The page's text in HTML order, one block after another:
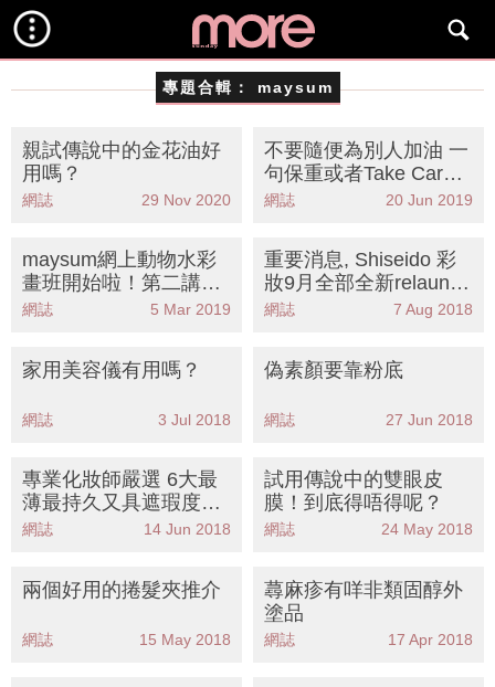
專題合輯： maysum
親試傳說中的金花油好
用嗎？
網誌 29 Nov 2020
不要隨便為別人加油 一
句保重或者Take Care
更有意義
網誌 20 Jun 2019
maysum網上動物水彩
畫班開始啦！第二講如
何起稿
網誌 5 Mar 2019
重要消息, Shiseido 彩
妝9月全部全新relaunch
!
網誌 7 Aug 2018
家用美容儀有用嗎？
網誌 3 Jul 2018
偽素顏要靠粉底
網誌 27 Jun 2018
專業化妝師嚴選 6大最
薄最持久又具遮瑕度粉
餅
網誌 14 Jun 2018
試用傳說中的雙眼皮
膜！到底得唔得呢？
網誌 24 May 2018
兩個好用的捲髮夾推介
網誌 15 May 2018
蕁麻疹有咩非類固醇外
塗品
網誌 17 Apr 2018